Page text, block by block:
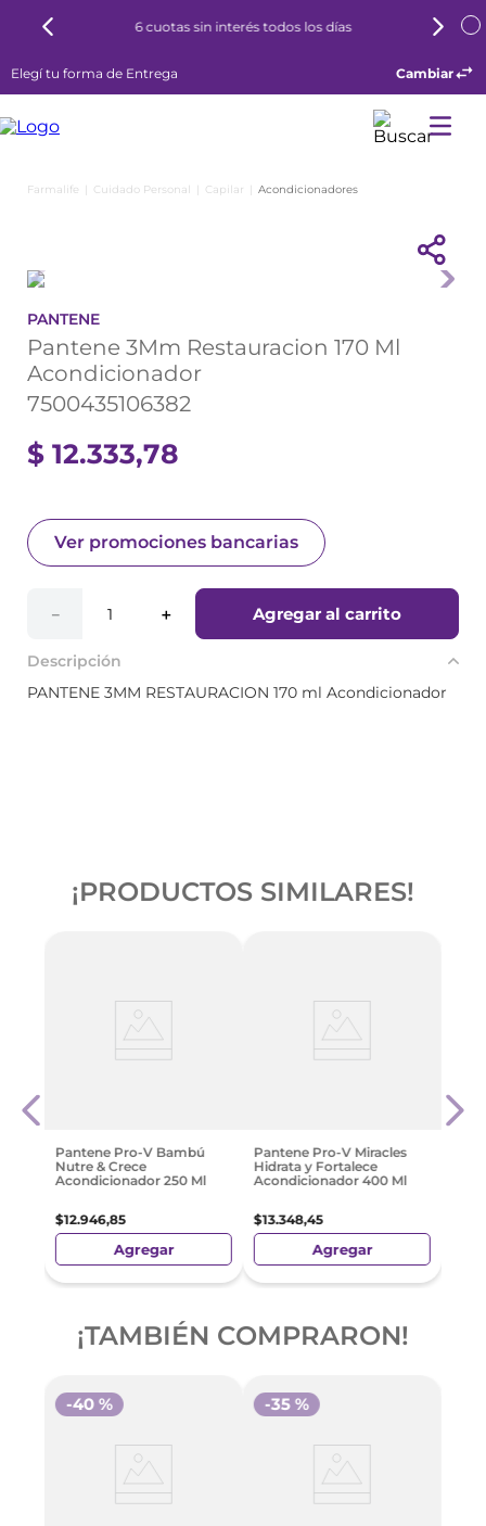
6 cuotas sin interés todos los días
Elegí tu forma de Entrega Cambiar
Cuidado Personal Capilar Acondicionadores
PANTENE
Pantene 3Mm Restauracion 170 Ml
Acondicionador
7500435106382
$ 12.333,78
Ver promociones bancarias
＋
－ Agregar al carrito
Descripción
PANTENE 3MM RESTAURACION 170 ml Acondicionador
¡PRODUCTOS SIMILARES!
Pantene Pro-V Bambú
Nutre & Crece
Acondicionador 250 Ml
$12.946,85
Agregar
Pantene Pro-V Miracles
Hidrata y Fortalece
Acondicionador 400 Ml
$13.348,45
Agregar
200
¡TAMBIÉN COMPRARON!
-40 % -35 %